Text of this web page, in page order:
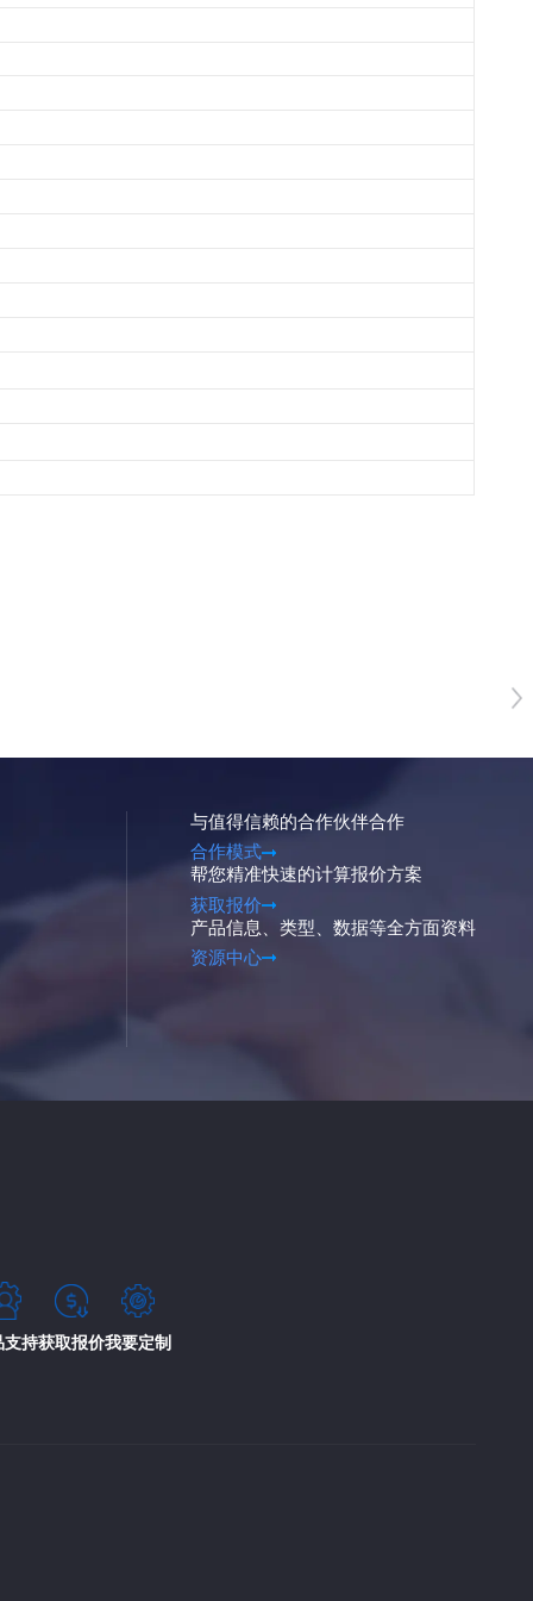
与值得信赖的合作伙伴合作
合作模式
帮您精准快速的计算报价方案
获取报价
产品信息、类型、数据等全方面资料
资源中心
支持获取报价我要定制